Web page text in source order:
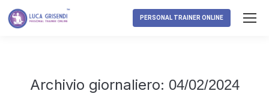
PERSONAL TRAINER ONLINE
Archivio giornaliero: 04/02/2024